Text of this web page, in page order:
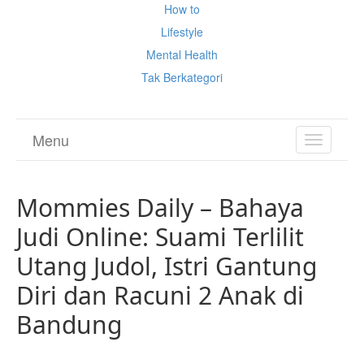
How to
Lifestyle
Mental Health
Tak Berkategori
TOGGLE
Menu
Mommies Daily – Bahaya
Judi Online: Suami Terlilit
Utang Judol, Istri Gantung
Diri dan Racuni 2 Anak di
Bandung